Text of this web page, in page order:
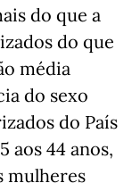
do que a
do que
média
do sexo
do País
aos 44 anos,
mulheres